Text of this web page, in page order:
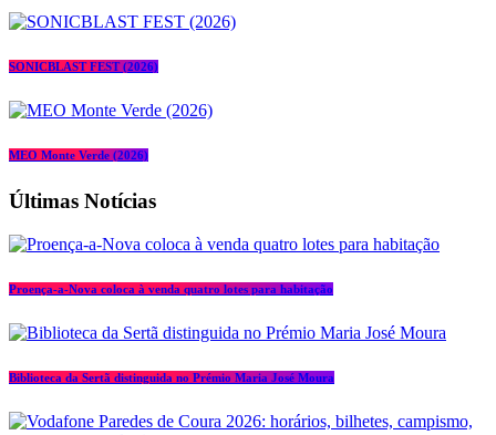
SONICBLAST FEST (2026)
MEO Monte Verde (2026)
Últimas Notícias
Proença-a-Nova coloca à venda quatro lotes para habitação
Biblioteca da Sertã distinguida no Prémio Maria José Moura